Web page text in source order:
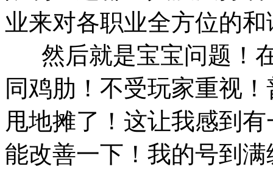
业来对各职业全方位的
然后就是宝宝问题！
同鸡肋！不受玩家重视
甩地摊了！这让我感到
能改善一下！我的号到